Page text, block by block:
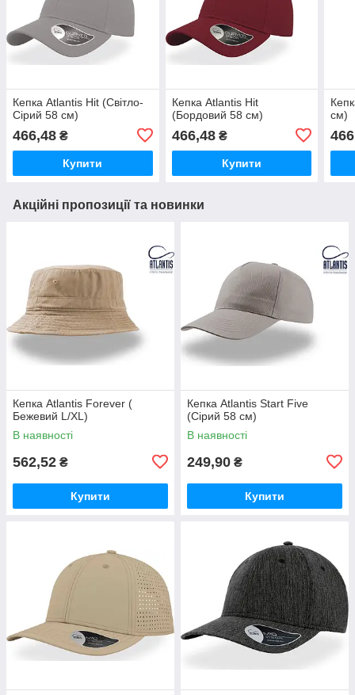
Кепка Atlantis Hit (Світло-
Сірий 58 см)
466,48 ₴
Купити
Кепка Atlantis Hit
(Бордовий 58 см)
466,48₴
Купити
см)
Акційні пропозиції та новинки
Кепка Atlantis Forever (
Бежевий L/XL)
В наявності
562,52 ₴
Купити
Кепка Atlantis Start Five
(Сірий 58 см)
В наявності
249,90 ₴
Купити